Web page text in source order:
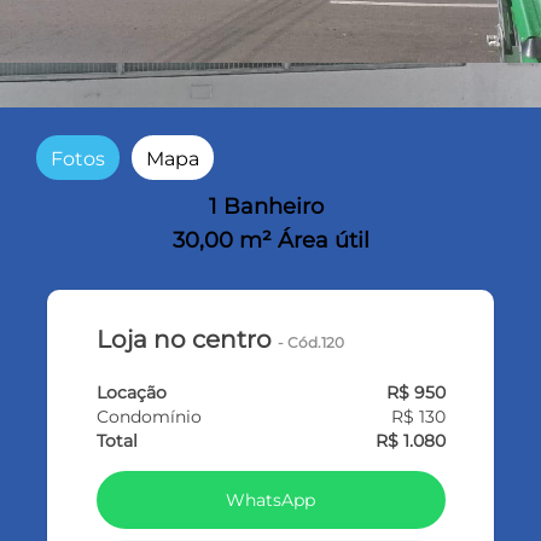
Fotos Mapa
1 Banheiro
30,00 m² Área útil
Loja no centro - Cód.120
Locação
R$ 950
Condomínio
R$ 130
Total
R$ 1.080
WhatsApp